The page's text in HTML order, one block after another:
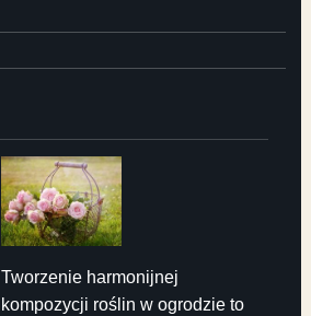
Tworzenie harmonijnej
kompozycji roślin w ogrodzie to